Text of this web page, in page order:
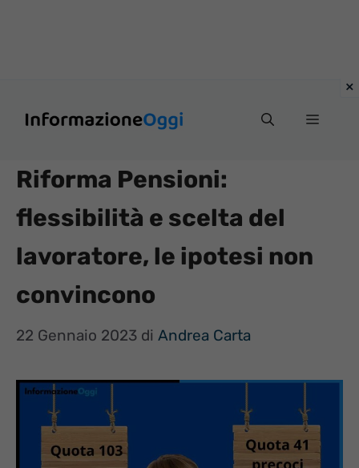
Menu
Riforma Pensioni:
flessibilità e scelta del
lavoratore, le ipotesi non
convincono
22 Gennaio 2023 di Andrea Carta